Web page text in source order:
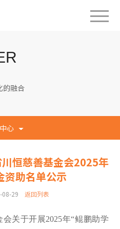
的融合
心
恒慈善基金会2025年
资助名单公示
08-29 返回列表
关于开展2025年“鲲鹏助学